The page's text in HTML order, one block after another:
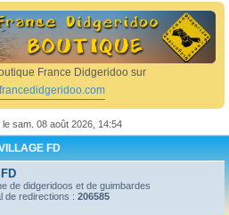
r
France Didgeridoo sur
sam. 08 août 2026, 14:54
FD
de didgeridoos et de guimbardes
de redirections : 206585